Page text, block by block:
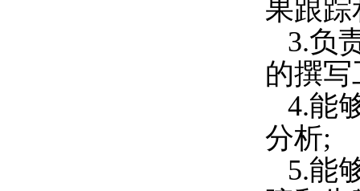
果跟
3.负
的撰写
4.能
分析;
5.能